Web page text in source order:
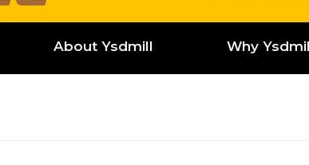
About Ysdmill Why